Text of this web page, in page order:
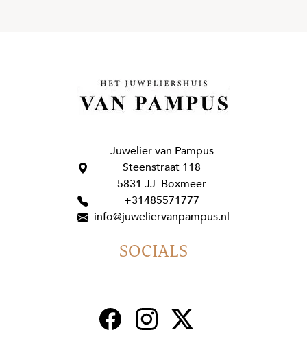
Juwelier van Pampus
Steenstraat 118
5831 JJ Boxmeer
+31485571777
info@juweliervanpampus.nl
SOCIALS